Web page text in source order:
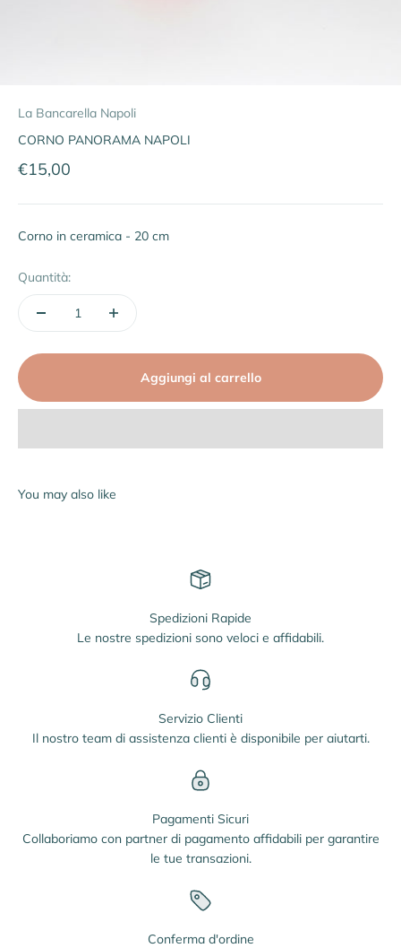
La Bancarella Napoli
CORNO PANORAMA NAPOLI
Prezzo scontato
€15,00
Corno in ceramica - 20 cm
Quantità:
Aggiungi al carrello
Spedizioni Rapide
Le nostre spedizioni sono veloci e affidabili.
Servizio Clienti
Il nostro team di assistenza clienti è disponibile per aiutarti.
Pagamenti Sicuri
Collaboriamo con partner di pagamento affidabili per garantire
le tue transazioni.
Conferma d'ordine